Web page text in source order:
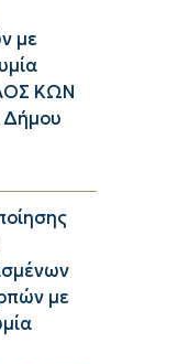
με
ΚΩΝ
Δήμου
με